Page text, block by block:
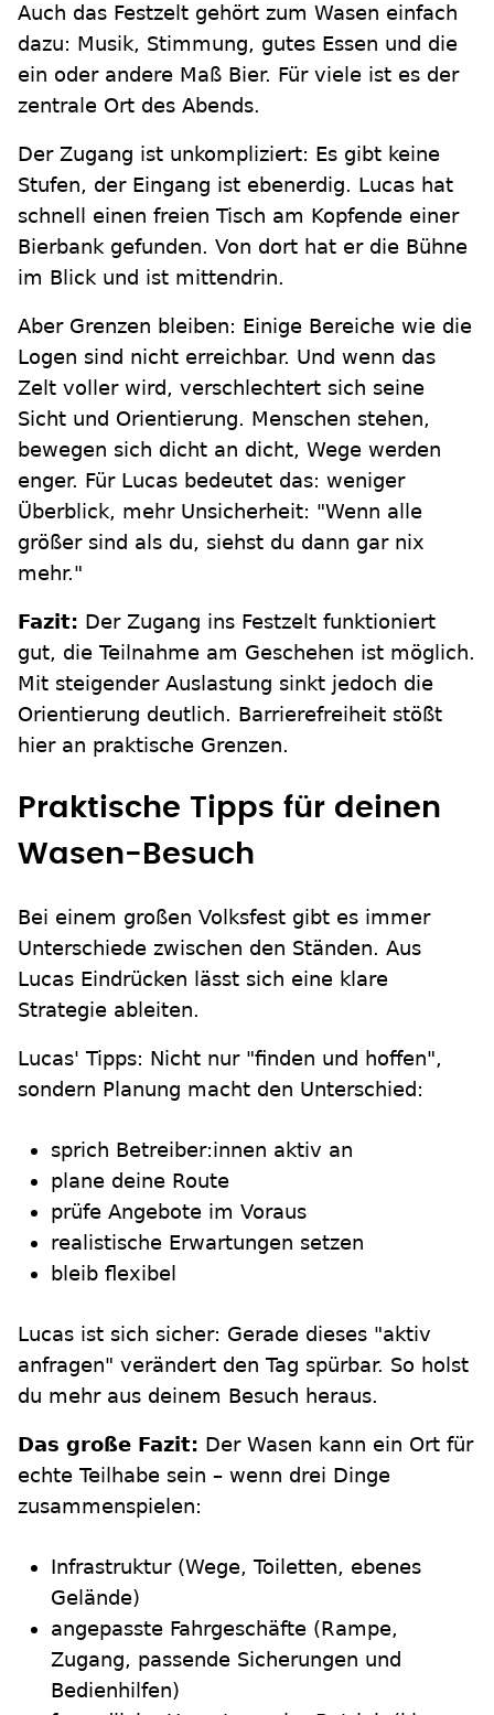
Auch das Festzelt gehört zum Wasen einfach
dazu: Musik, Stimmung, gutes Essen und die
ein oder andere Maß Bier. Für viele ist es der
zentrale Ort des Abends.
Der Zugang ist unkompliziert: Es gibt keine
Stufen, der Eingang ist ebenerdig. Lucas hat
schnell einen freien Tisch am Kopfende einer
Bierbank gefunden. Von dort hat er die Bühne
im Blick und ist mittendrin.
Aber Grenzen bleiben: Einige Bereiche wie die
Logen sind nicht erreichbar. Und wenn das
Zelt voller wird, verschlechtert sich seine
Sicht und Orientierung. Menschen stehen,
bewegen sich dicht an dicht, Wege werden
enger. Für Lucas bedeutet das: weniger
Überblick, mehr Unsicherheit: "Wenn alle
größer sind als du, siehst du dann gar nix
mehr."
Fazit: Der Zugang ins Festzelt funktioniert
gut, die Teilnahme am Geschehen ist möglich.
Mit steigender Auslastung sinkt jedoch die
Orientierung deutlich. Barrierefreiheit stößt
hier an praktische Grenzen.
Praktische Tipps für deinen
Wasen-Besuch
Bei einem großen Volksfest gibt es immer
Unterschiede zwischen den Ständen. Aus
Lucas Eindrücken lässt sich eine klare
Strategie ableiten.
Lucas' Tipps: Nicht nur "finden und hoffen",
sondern Planung macht den Unterschied:
sprich Betreiber:innen aktiv an
plane deine Route
prüfe Angebote im Voraus
realistische Erwartungen setzen
bleib flexibel
Lucas ist sich sicher: Gerade dieses "aktiv
anfragen" verändert den Tag spürbar. So holst
du mehr aus deinem Besuch heraus.
Das große Fazit: Der Wasen kann ein Ort für
echte Teilhabe sein – wenn drei Dinge
zusammenspielen:
Infrastruktur (Wege, Toiletten, ebenes
Gelände)
angepasste Fahrgeschäfte (Rampe,
Zugang, passende Sicherungen und
Bedienhilfen)